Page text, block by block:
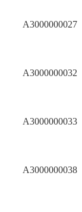
A3000000027
A3000000032
A3000000033
A3000000038